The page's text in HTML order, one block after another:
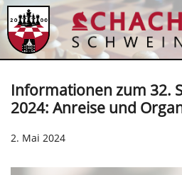
Zum
Inhalt
Informationen zum 32.
2024: Anreise und
2. Mai 2024